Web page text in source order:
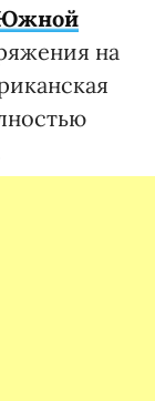
Южной
на